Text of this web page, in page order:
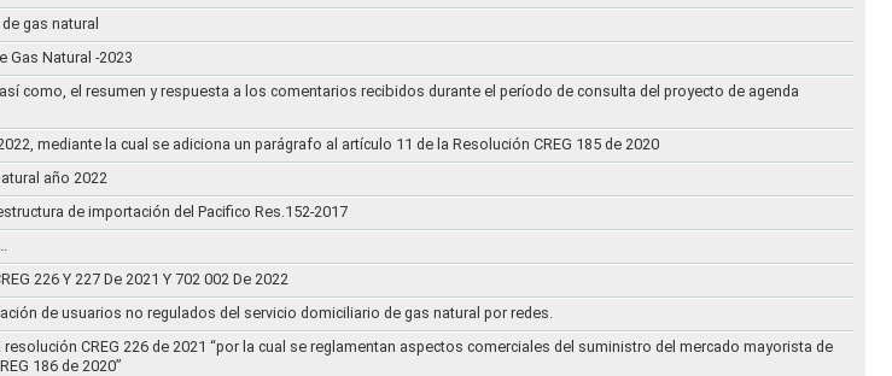
gas natural
Gas Natural -2023
como, el resumen y respuesta a los comentarios recibidos durante el período de consulta del proyecto de agenda
mediante la cual se adiciona un parágrafo al artículo 11 de la Resolución CREG 185 de 2020
año 2022
de importación del Pacifico Res.152-2017
226 Y 227 De 2021 Y 702 002 De 2022
de usuarios no regulados del servicio domiciliario de gas natural por redes.
CREG 226 de 2021 “por la cual se reglamentan aspectos comerciales del suministro del mercado mayorista de
186 de 2020”